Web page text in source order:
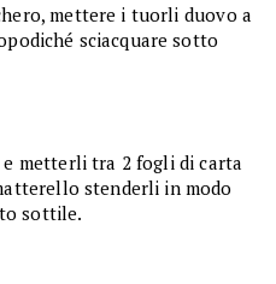
mettere i tuorli duovo a
sciacquare sotto
metterli tra 2 fogli di carta
stenderli in modo
sottile.